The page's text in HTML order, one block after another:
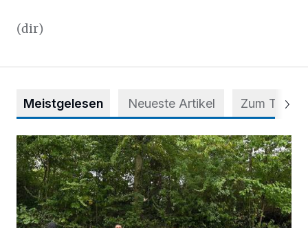
(dir)
Meistgelesen Neueste Artikel Zum Thema
Aus Grau wird Haltung